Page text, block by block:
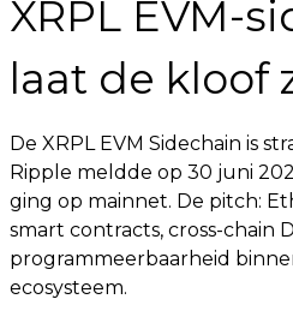
XRPL EVM-
laat de kloof
De XRPL EVM Sidechain is
Ripple meldde op 30 juni
ging op mainnet. De pitch:
smart contracts, cross-chain
programmeerbaarheid
ecosysteem.